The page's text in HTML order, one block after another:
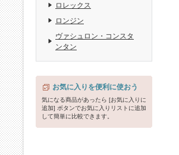
ロレックス
ロンジン
ヴァシュロン・コンスタ
ンタン
お気に入りを便利に使おう
気になる商品があったら [お気に入りに
追加] ボタンでお気に入りリストに追加
して簡単に比較できます。